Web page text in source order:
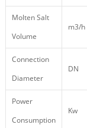
Molten Salt
Volume
m3/h
Connection
Diameter
DN
Power
Consumption
Kw